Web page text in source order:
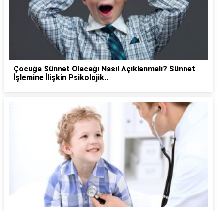
Çocuğa Sünnet Olacağı Nasıl Açıklanmalı? Sünnet
İşlemine İlişkin Psikolojik..